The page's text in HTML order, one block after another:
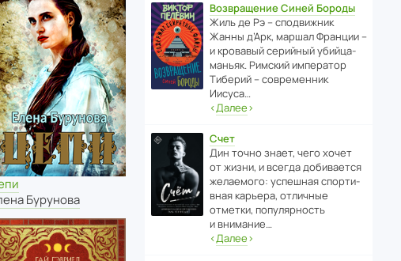
Бурунова
Возвращение Синей Бороды
Жиль де Рэ – спод­ви­жник
Жанны д’Арк, маршал Франции –
и кровавый серийный убийца-
маньяк. Римский импе­ратор
Тиберий – совре­менник
Иисуса…
‹Далее›
Счет
Дин точно знает, чего хочет
от жизни, и всегда доби­ва­ется
жела­е­мого: успе­шная спор­ти­
вная карьера, отли­чные
отметки, попу­ля­р­ность
и внимание…
‹Далее›